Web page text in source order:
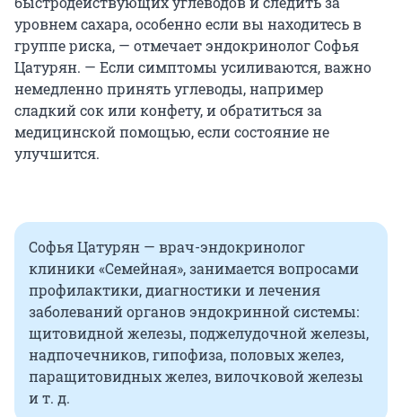
уровнем сахара, особенно если вы находитесь в
группе риска, — отмечает эндокринолог Софья
Цатурян. — Если симптомы усиливаются, важно
немедленно принять углеводы, например
сладкий сок или конфету, и обратиться за
медицинской помощью, если состояние не
улучшится.
Софья Цатурян — врач-эндокринолог
клиники «Семейная», занимается вопросами
профилактики, диагностики и лечения
заболеваний органов эндокринной системы:
щитовидной железы, поджелудочной железы,
надпочечников, гипофиза, половых желез,
паращитовидных желез, вилочковой железы
и т. д.